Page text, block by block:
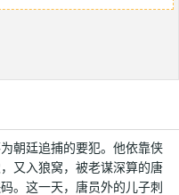
朝廷追捕的要犯。他依靠侠
又入狼窝，被老谋深算的唐
。这一天，唐员外的儿子刺